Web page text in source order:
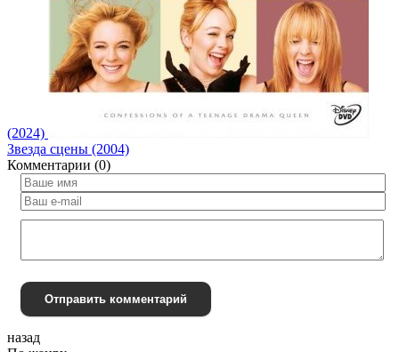
(2024)
Звезда сцены (2004)
Комментарии (0)
Отправить комментарий
назад